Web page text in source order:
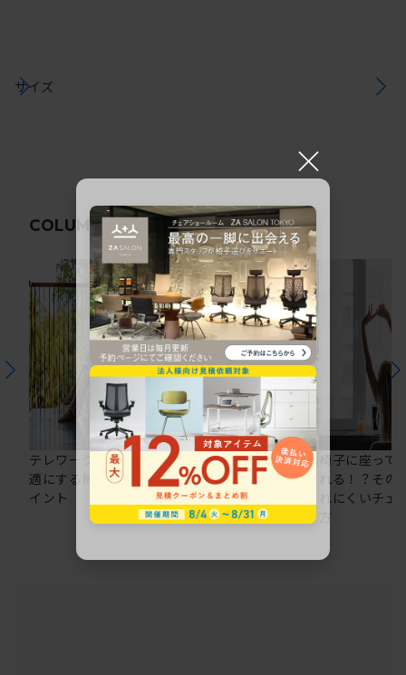
サイズ
COLUMN関連コラム
テレワークの仕事を快
適にする椅子選びのポ
イント
在宅ワークにおすすめ
のオフィスチェア5選
椅子に座っ
れる！？その
れにくいチェ
方
×